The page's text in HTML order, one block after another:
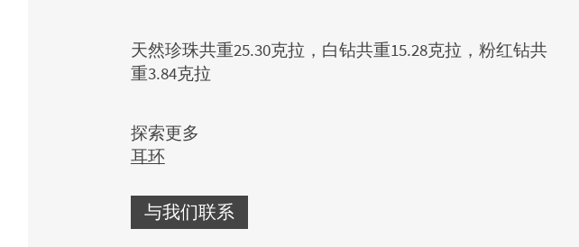
天然珍珠共重25.30克拉，白钻共重15.28克拉，粉红钻共
重3.84克拉
探索更多
耳环
与我们联系